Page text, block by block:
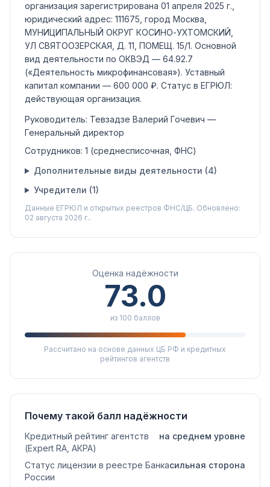
организация зарегистрирована 01 апреля 2025 г.,
юридический адрес: 111675, город Москва,
МУНИЦИПАЛЬНЫЙ ОКРУГ КОСИНО-УХТОМСКИЙ,
УЛ СВЯТООЗЕРСКАЯ, Д. 11, ПОМЕЩ. 15/1. Основной
вид деятельности по ОКВЭД — 64.92.7
(«Деятельность микрофинансовая»). Уставный
капитал компании — 600 000 ₽. Статус в ЕГРЮЛ:
действующая организация.
Руководитель: Тевзадзе Валерий Гочевич —
Генеральный директор
Сотрудников: 1 (среднесписочная, ФНС)
Дополнительные виды деятельности (4)
Учредители (1)
Данные ЕГРЮЛ и открытых реестров ФНС/ЦБ. Обновлено:
02 августа 2026 г..
Оценка надёжности
73.0
из 100 баллов
Рассчитано на основе данных ЦБ РФ и кредитных
рейтингов агентств
Почему такой балл надёжности
Кредитный рейтинг агентств
(Expert RA, АКРА)
на среднем уровне
Статус лицензии в реестре Банка
России
сильная сторона